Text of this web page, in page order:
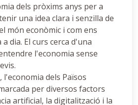
dels pròxims anys per a
una idea clara i senzilla de
món econòmic i com ens
dia. El curs cerca d'una
l'economia sense
l'economia dels Països
per diversos factors
artificial, la digitalització i la